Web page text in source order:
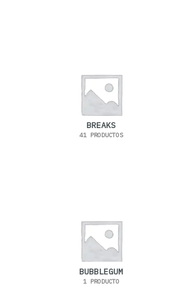
BREAKS
41 PRODUCTOS
BUBBLEGUM
1 PRODUCTO